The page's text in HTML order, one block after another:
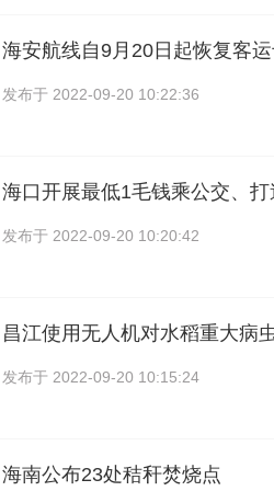
海安航线自9月20日起恢复客
发布于 2022-09-20 10:22:36
海口开展最低1毛钱乘公交、
发布于 2022-09-20 10:20:42
昌江使用无人机对水稻重大病
发布于 2022-09-20 10:15:24
海南公布23处秸秆焚烧点